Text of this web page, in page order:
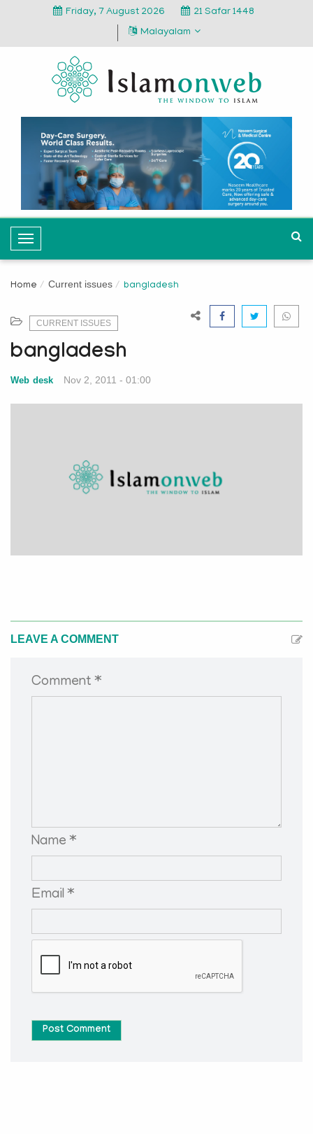
Friday, 7 August 2026
21 Safar 1448
Malayalam
T
o
g
N
a
v
g
Home Current issues bangladesh
CURRENT ISSUES
bangladesh
Web desk Nov 2, 2011 - 01:00
LEAVE A COMMENT
Comment *
Name *
Email *
Post Comment